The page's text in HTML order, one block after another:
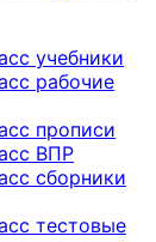
учебники
рабочие
прописи
ВПР
сборники
тестовые